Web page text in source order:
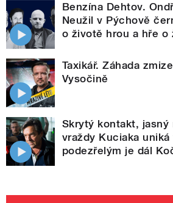
Benzína Dehtov.
Neužil v Pýchově
o životě hrou a hře o
Taxikář. Záhada
Vysočině
Skrytý kontakt, jasný
vraždy Kuciaka
podezřelým je dál